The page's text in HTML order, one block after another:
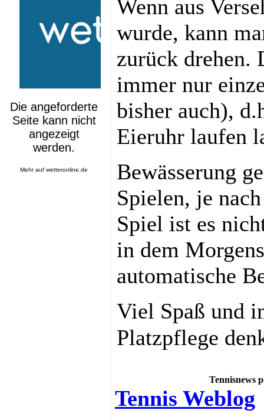
Mehr aufwetteronline.de
Wenn aus
wurde, kann
zurück drehen.
immer nur
bisher auch),
Eieruhr laufen
Bewässerung
Spielen, je
Spiel ist es
in dem
automatische
Viel Spaß und
Platzpflege
Tennisnews
Tennis Weblog